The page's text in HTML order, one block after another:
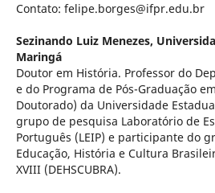
Contato: felipe.borges@ifpr.edu.br
Sezinando Luiz Menezes,
Maringá
Doutor em História. Professor do
e do Programa de Pós-Graduação
Doutorado) da Universidade
grupo de pesquisa Laboratório de
Português (LEIP) e participante do
Educação, História e Cultura
XVIII (DEHSCUBRA).